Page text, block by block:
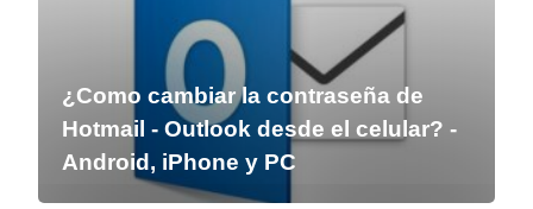
¿Como cambiar la contraseña de
Hotmail - Outlook desde el celular? -
Android, iPhone y PC